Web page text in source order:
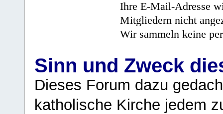
Ihre E-Mail-Adresse
Mitgliedern nicht
Wir sammeln keine
Sinn und Zweck
Dieses Forum dazu
katholische Kirche jedem